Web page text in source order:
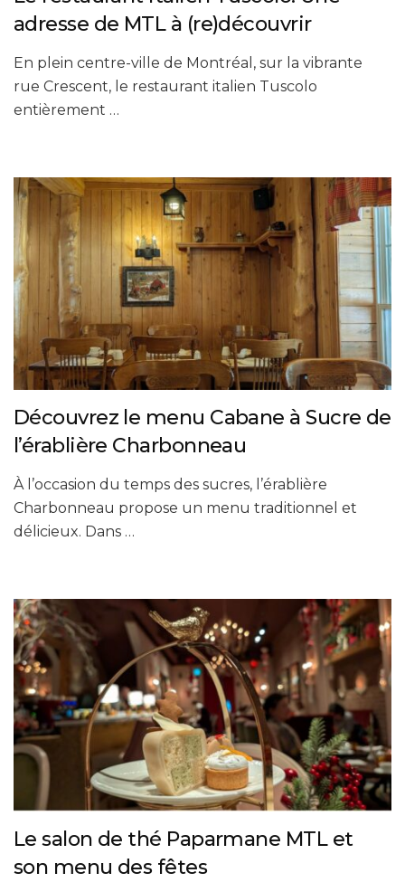
adresse de MTL à (re)découvrir
En plein centre-ville de Montréal, sur la vibrante
rue Crescent, le restaurant italien Tuscolo
entièrement …
Découvrez le menu Cabane à Sucre de
l’érablière Charbonneau
À l’occasion du temps des sucres, l’érablière
Charbonneau propose un menu traditionnel et
délicieux. Dans …
Le salon de thé Paparmane MTL et
son menu des fêtes